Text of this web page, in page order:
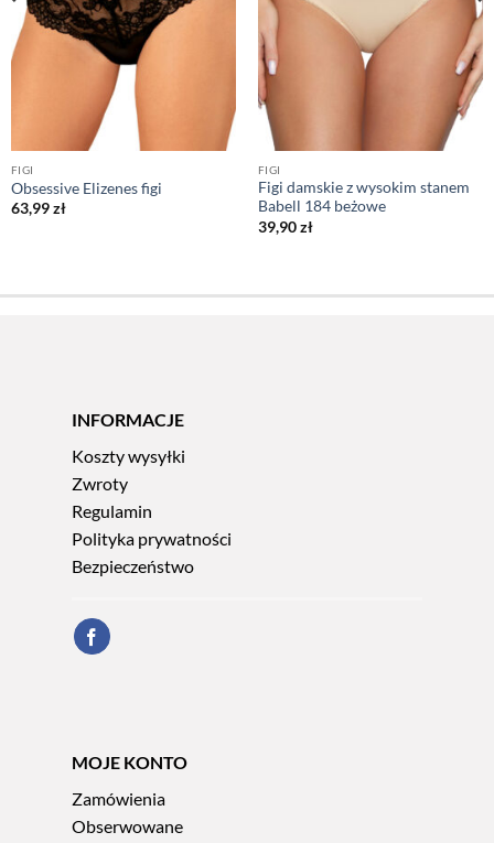
FIGI
Obsessive Elizenes figi
63,99zł
FIGI
Figi damskie z wysokim stanem
Babell 184 beżowe
39,90zł
INFORMACJE
Koszty wysyłki
Zwroty
Regulamin
Polityka prywatności
Bezpieczeństwo
MOJE KONTO
Zamówienia
Obserwowane